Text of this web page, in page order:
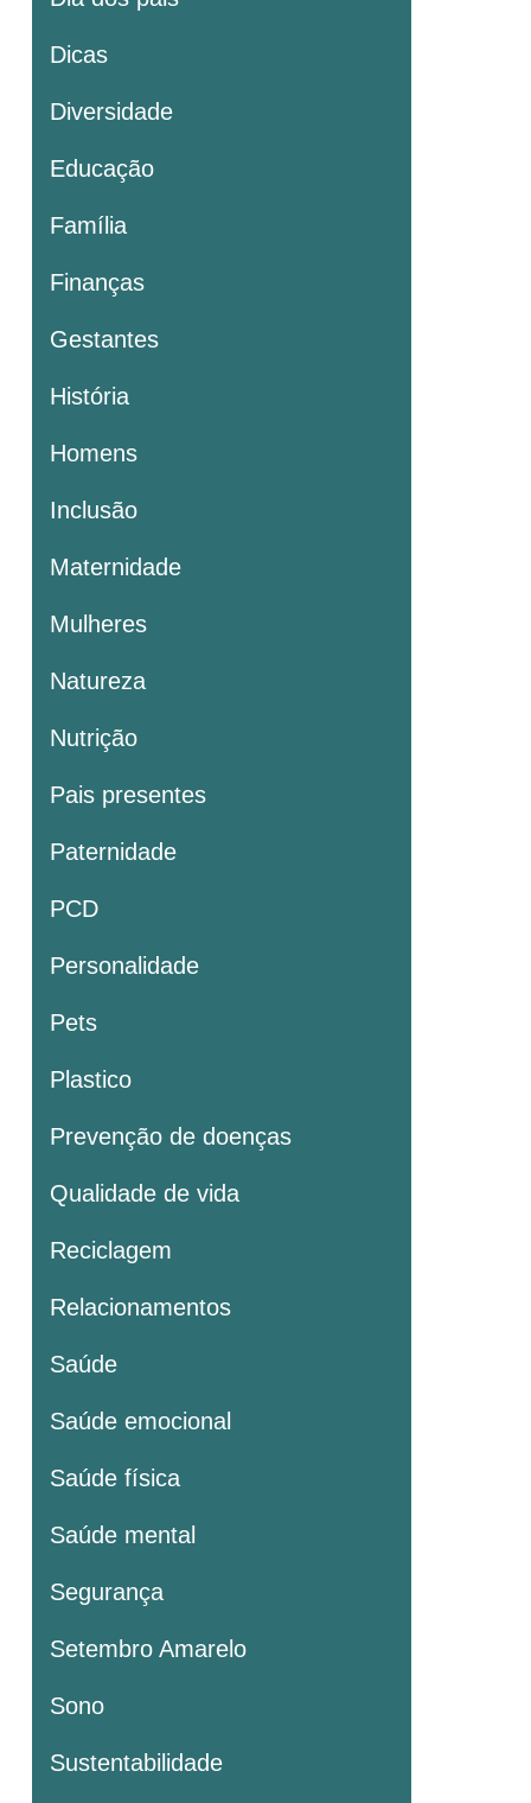
Dicas
Diversidade
Educação
Família
Finanças
Gestantes
História
Homens
Inclusão
Maternidade
Mulheres
Natureza
Nutrição
Pais presentes
Paternidade
PCD
Personalidade
Pets
Plastico
Prevenção de doenças
Qualidade de vida
Reciclagem
Relacionamentos
Saúde
Saúde emocional
Saúde física
Saúde mental
Segurança
Setembro Amarelo
Sono
Sustentabilidade